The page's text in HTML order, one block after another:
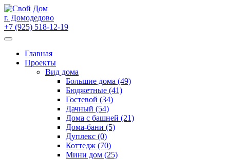
Skip
to
content
г. Домодедово
+7 (925) 518-12-19
Главная
Проекты
Вид дома
Большие дома (49)
Бюджетные (41)
Гостевой (34)
Дачный (54)
Дома с башней (21)
Дома-бани (5)
Дуплекс (0)
Коттедж (70)
Мини дом (25)